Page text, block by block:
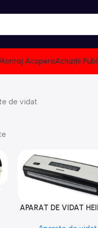
AcoperișAchiziții
de vidat
Adaugă În Coș
APARAT DE VIDAT